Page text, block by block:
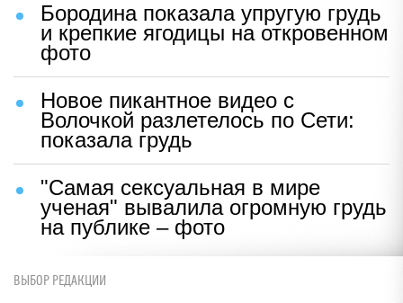
Бородина показала упругую грудь
и крепкие ягодицы на откровенном
фото
Новое пикантное видео с
Волочкой разлетелось по Сети:
показала грудь
"Самая сексуальная в мире
ученая" вывалила огромную грудь
на публике – фото
ВЫБОР РЕДАКЦИИ